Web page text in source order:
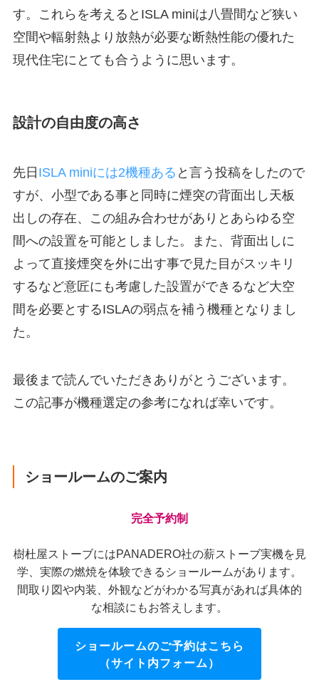
す。これらを考えるとISLA miniは八畳間など狭い
空間や輻射熱より放熱が必要な断熱性能の優れた
現代住宅にとても合うように思います。
設計の自由度の高さ
先日 ISLA miniには2機種ある と言う投稿をしたので
すが、小型である事と同時に煙突の背面出し天板
出しの存在、この組み合わせがありとあらゆる空
間への設置を可能としました。また、背面出しに
よって直接煙突を外に出す事で見た目がスッキリ
するなど意匠にも考慮した設置ができるなど大空
間を必要とするISLAの弱点を補う機種となりまし
た。
最後まで読んでいただきありがとうございます。
この記事が機種選定の参考になれば幸いです。
ショールームのご案内
完全予約制
樹杜屋ストーブにはPANADERO社の薪ストーブ実機を見
学、実際の燃焼を体験できるショールームがあります。
間取り図や内装、外観などがわかる写真があれば具体的
な相談にもお答えします。
ショールームのご予約はこちら
（サイト内フォーム）